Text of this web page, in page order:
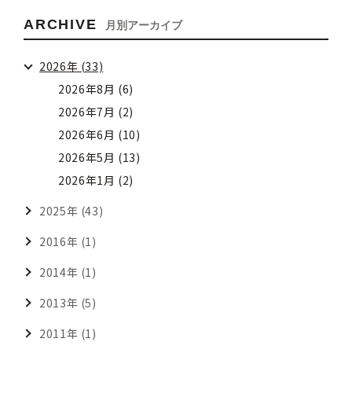
ARCHIVE 月別アーカイブ
2026年 (33)
2026年8月 (6)
2026年7月 (2)
2026年6月 (10)
2026年5月 (13)
2026年1月 (2)
2025年 (43)
2016年 (1)
2014年 (1)
2013年 (5)
2011年 (1)